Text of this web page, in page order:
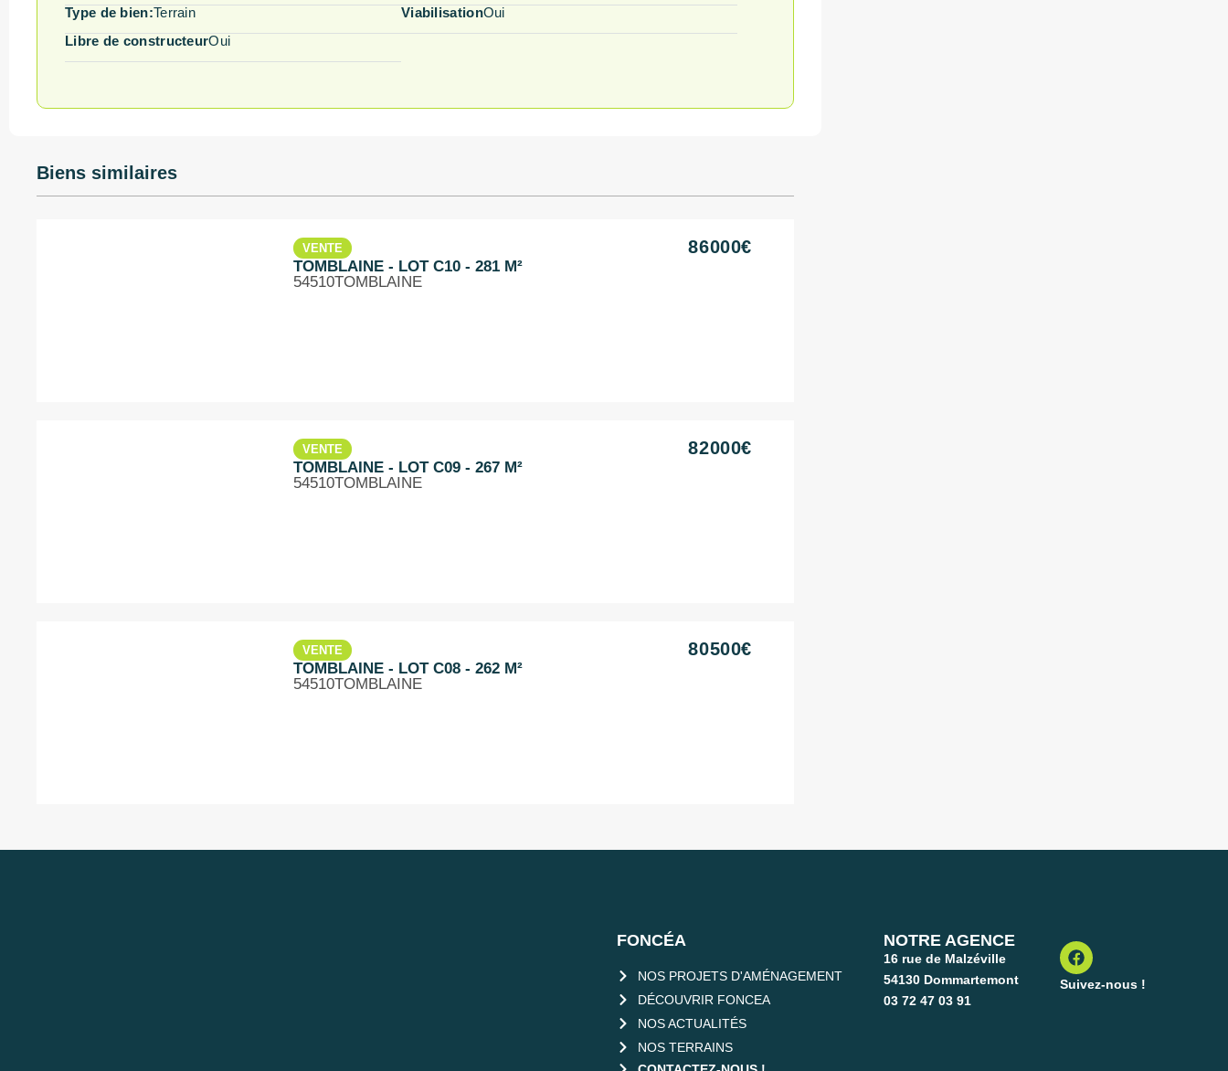
Type de bien:Terrain ViabilisationOui
Libre de constructeurOui
Biens similaires
VENTE
TOMBLAINE - LOT C10 - 281 M²
54510TOMBLAINE
86000€
VENTE
TOMBLAINE - LOT C09 - 267 M²
54510TOMBLAINE
82000€
VENTE
TOMBLAINE - LOT C08 - 262 M²
54510TOMBLAINE
80500€
FONCÉA
NOS PROJETS D'AMÉNAGEMENT
DÉCOUVRIR FONCEA
NOS ACTUALITÉS
NOS TERRAINS
NOTRE AGENCE
16 rue de Malzéville
54130 Dommartemont
03 72 47 03 91
Suivez-nous !